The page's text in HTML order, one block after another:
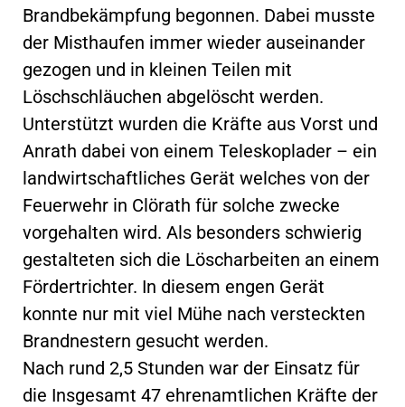
Brandbekämpfung begonnen. Dabei musste
der Misthaufen immer wieder auseinander
gezogen und in kleinen Teilen mit
Löschschläuchen abgelöscht werden.
Unterstützt wurden die Kräfte aus Vorst und
Anrath dabei von einem Teleskoplader – ein
landwirtschaftliches Gerät welches von der
Feuerwehr in Clörath für solche zwecke
vorgehalten wird. Als besonders schwierig
gestalteten sich die Löscharbeiten an einem
Fördertrichter. In diesem engen Gerät
konnte nur mit viel Mühe nach versteckten
Brandnestern gesucht werden.
Nach rund 2,5 Stunden war der Einsatz für
die Insgesamt 47 ehrenamtlichen Kräfte der